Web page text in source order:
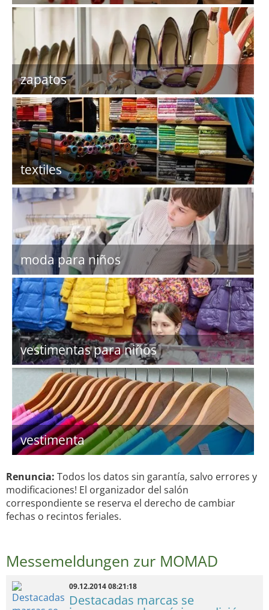
zapatos
textiles
moda para niños
vestimentas para niños
vestimenta
Renuncia: Todos los datos sin garantía, salvo errores y
modificaciones! El organizador del salón
correspondiente se reserva el derecho de cambiar
fechas o recintos feriales.
Messemeldungen zur MOMAD
09.12.2014 08:21:18
Destacadas marcas se